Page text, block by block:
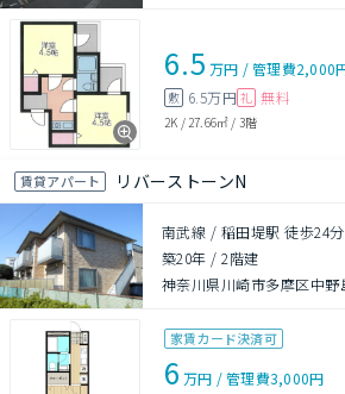
6.5 万円 /管理費2,000
敷 6.5万円 礼 無料
2K / 27.66㎡ / 3階
賃貸アパート リバーストーンN
南武線 / 稲田堤駅 徒歩24分
築20年 /2階建
神奈川県川崎市多摩区中野
家賃カード決済可
6 万円 /管理費3,000円